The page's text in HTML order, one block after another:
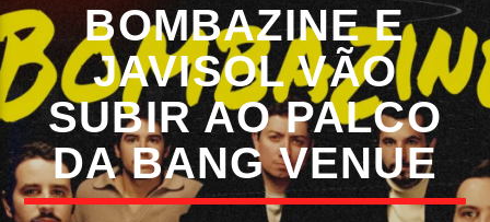
ON FM
LIGA-TE
BOMBAZINE E
JAVISOL VÃO
SUBIR AO PALCO
DA BANG VENUE